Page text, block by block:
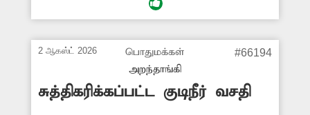
செய்து காரியங்கள் செய்யும்போது
பெரிதும் அவதிப்பட்டு வருகின்றனர்.
நங்காஞ்சி ஆற்றில் அதிகளவு சாக்கடை
கழிவுநீர் செல்வதால் மழைக்காலங்களில்
வரும் தண்ணீரையும் பயன்படுத்த
2 ஆகஸ்ட் 2026
பொதுமக்கள்
அறந்தாங்கி
#66194
சுத்திகரிக்கப்பட்ட குடிநீர் வசதி